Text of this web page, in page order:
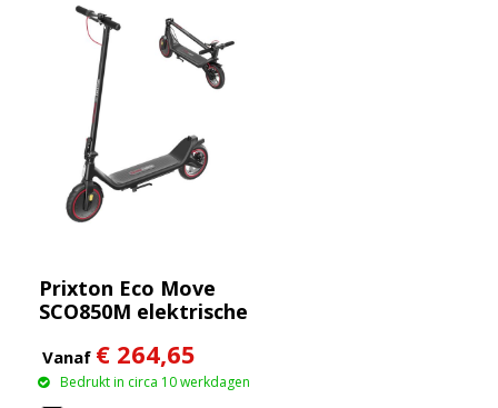
Prixton Eco Move
SCO850M elektrische
Vanaf € 264,65
Bedrukt in circa 10 werkdagen